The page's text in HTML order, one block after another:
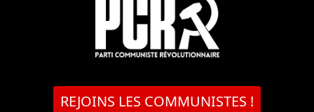
REJOINS LES COMMUNISTES !